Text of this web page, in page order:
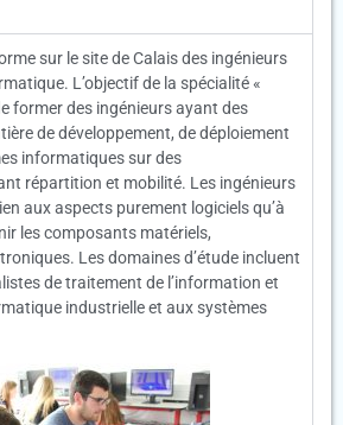
sur le site de Calais des ingénieurs
L’objectif de la spécialité «
former des ingénieurs ayant des
de développement, de déploiement
informatiques sur des
répartition et mobilité. Les ingénieurs
aux aspects purement logiciels qu’à
les composants matériels,
Les domaines d’étude incluent
de traitement de l’information et
industrielle et aux systèmes